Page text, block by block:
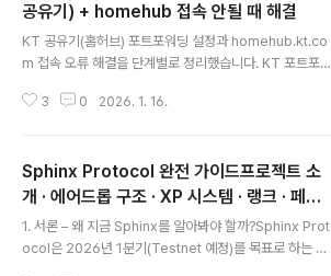
공유기) + homehub 접속 안될 때 해결
KT 공유기(홈허브) 포트포워딩 설정과 homehub.kt.co
m 접속 오류 해결을 단계별로 정리했습니다. KT 포트포워
공유기 포트포워딩은 설정 자체보다 홈허브 관리자 페이지
속 확인까지 한 번에 정리합니다. 빠른 요약(5분 완성) | K
T 포트포워딩공유기 관리자 페이지 접속: PC에서 ipconf
ig → 기본 게이트웨이 주소로 접속 (또는 homehub.kt.c
om)로그인: 공유기 하단 라벨/초기 비밀번호 확인(기본값
이 안 맞으면 초기화 후 재시도)포트포워딩 메뉴: 장치설정
3 0 2026. 1. 16.
Sphinx Protocol 완전 가이드프로젝트 소
개 · 에어드롭 구조 · XP 시스템 · 랭크 · 페어
링 · 루틴까지 한 번에
1. 서론 – 왜 지금 Sphinx를 알아봐야 할까?Sphinx Prot
ocol은 2026년 1분기(Testnet 예정)를 목표로 하는 파